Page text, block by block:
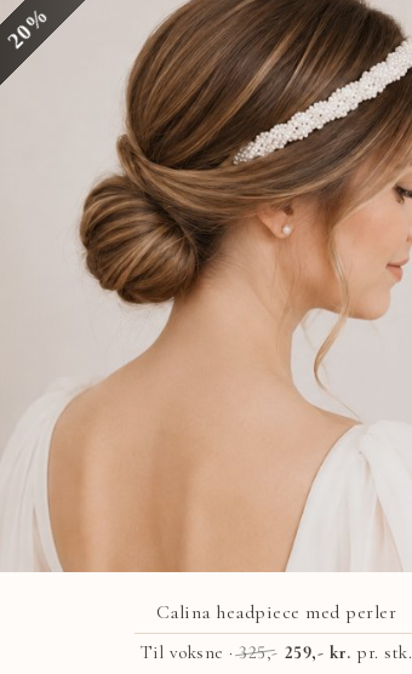
20%
Calina headpiece med perler
Til voksne ·325,- 259,- kr. pr. stk.